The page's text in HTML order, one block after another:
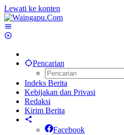
Lewati ke konten
Pencarian
Indeks Berita
Kebijakan dan Privasi
Redaksi
Kirim Berita
Facebook